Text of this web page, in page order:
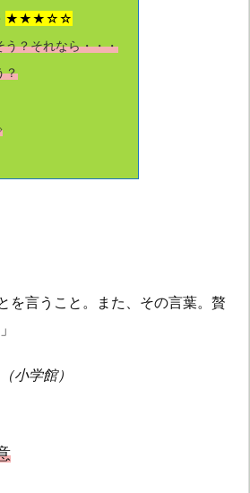
★★★☆☆
う？それなら・・・
？
を言うこと。また、その言葉。贅
小学館）